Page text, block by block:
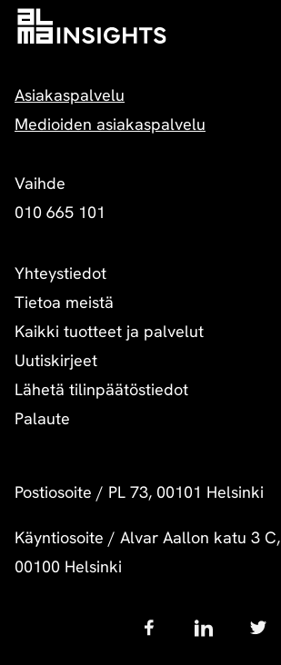
Asiakaspalvelu
Medioiden asiakaspalvelu
Vaihde
010 665 101
Yhteystiedot
Tietoa meistä
Kaikki tuotteet ja palvelut
Uutiskirjeet
Lähetä tilinpäätöstiedot
Palaute
Postiosoite / PL 73, 00101 Helsinki
Käyntiosoite / Alvar Aallon katu 3 C,
00100 Helsinki